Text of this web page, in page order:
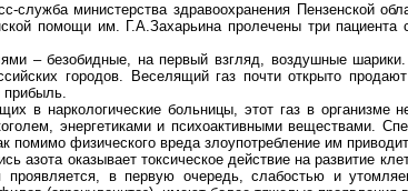
служба министерства здравоохранения Пензенской
помощи им. Г.А.Захарьина пролечены три
– безобидные, на первый взгляд, воздушные
городов. Веселящий газ почти открыто
прибыль.
в наркологические больницы, этот газ в организме
энергетиками и психоактивными веществами.
помимо физического вреда злоупотребление им
азота оказывает токсическое действие на развитие
проявляется, в первую очередь, слабостью и